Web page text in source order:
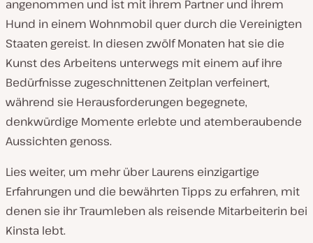
angenommen und ist mit ihrem Partner und ihrem
Hund in einem Wohnmobil quer durch die Vereinigten
Staaten gereist. In diesen zwölf Monaten hat sie die
Kunst des Arbeitens unterwegs mit einem auf ihre
Bedürfnisse zugeschnittenen Zeitplan verfeinert,
während sie Herausforderungen begegnete,
denkwürdige Momente erlebte und atemberaubende
Aussichten genoss.
Lies weiter, um mehr über Laurens einzigartige
Erfahrungen und die bewährten Tipps zu erfahren, mit
denen sie ihr Traumleben als reisende Mitarbeiterin bei
Kinsta lebt.